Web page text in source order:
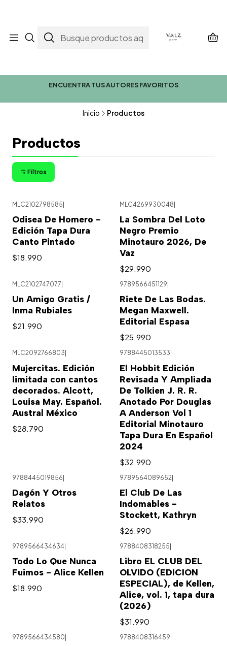
ENCUENTRA TUS AUTORES FAVORITOS
Inicio Productos
Productos
Filtros
MLC2102798585|
Odisea De Homero -
Edición Tapa Dura
Canto Pintado
$18.990
MLC4269930048|
La Sombra Del Loto
Negro Premio
Minotauro 2026, De
Vaz
$29.990
MLC2102747077
Un Amigo Gratis /
Inma Rubiales
$21.990
9789566451129
Riete De Las Bodas.
Megan Maxwell.
Editorial Espasa
$25.990
MLC2092766803
Mujercitas. Edición
limitada con cantos
decorados. Alcott,
Louisa May. Español.
Austral México
$28.790
9788445013533
El Hobbit Edición
Revisada Y Ampliada
De Tolkien J. R. R.
Anotado Por Douglas
A Anderson Vol 1
Editorial Minotauro
Tapa Dura En Español
2024
$32.990
9788445019856|
Dagón Y Otros
Relatos
$33.990
9789564089652|
El Club De Las
Indomables -
Stockett, Kathryn
$26.990
9789566434634
Todo Lo Que Nunca
Fuimos - Alice Kellen
$18.990
9788408318255
Libro EL CLUB DEL
OLVIDO (EDICION
ESPECIAL), de Kellen,
Alice, vol. 1, tapa dura
(2026)
$31.990
9789566434580 9788408316459